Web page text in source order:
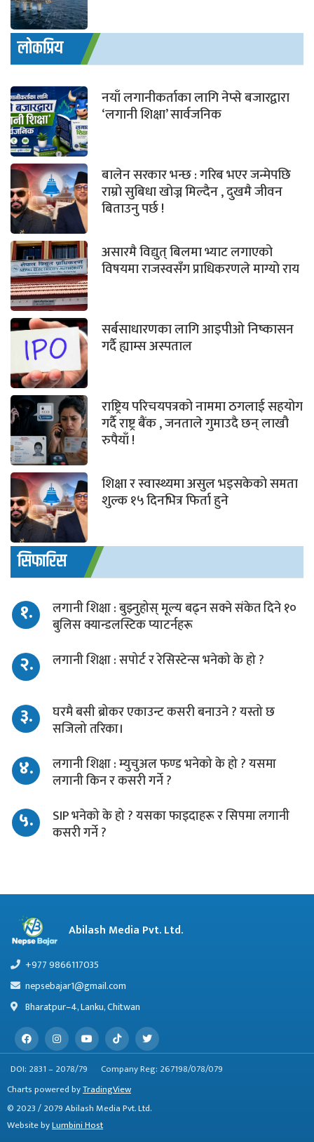
लोकप्रिय
नयाँ लगानीकर्ताका लागि नेप्से बजारद्वारा
‘लगानी शिक्षा’ सार्वजनिक
बालेन सरकार भन्छ : गरिब भएर जन्मेपछि
राम्रो सुबिधा खोज्न मिल्दैन , दुखमै जीवन
बिताउनु पर्छ !
असारमै विद्युत् बिलमा भ्याट लगाएको
विषयमा राजस्वसँग प्राधिकरणले माग्यो राय
सर्बसाधारणका लागि आइपीओ निष्कासन
गर्दै ह्याम्स अस्पताल
राष्ट्रिय परिचयपत्रको नाममा ठगलाई सहयोग
गर्दै राष्ट्र बैंक , जनताले गुमाउदै छन् लाखौ
रुपैयाँ !
शिक्षा र स्वास्थ्यमा असुल भइसकेको समता
शुल्क १५ दिनभित्र फिर्ता हुने
सिफारिस
१.
लगानी शिक्षा : बुझ्नुहोस् मूल्य बढ्न सक्ने संकेत दिने १०
बुलिस क्यान्डलस्टिक प्याटर्नहरू
२. लगानी शिक्षा : सपोर्ट र रेसिस्टेन्स भनेको के हो ?
३.
घरमै बसी ब्रोकर एकाउन्ट कसरी बनाउने ? यस्तो छ
सजिलो तरिका।
४.
लगानी शिक्षा : म्युचुअल फण्ड भनेको के हो ? यसमा
लगानी किन र कसरी गर्ने ?
५.
SIP भनेको के हो ? यसका फाइदाहरू र सिपमा लगानी
कसरी गर्ने ?
Abilash Media Pvt. Ltd.
+977 9866117035
nepsebajar1@gmail.com
Bharatpur–4, Lanku, Chitwan
DOI: 2831 – 2078/79
Company Reg: 267198/078/079
Charts powered byTradingView
© 2023 / 2079 Abilash Media Pvt. Ltd.
Website byLumbini Host